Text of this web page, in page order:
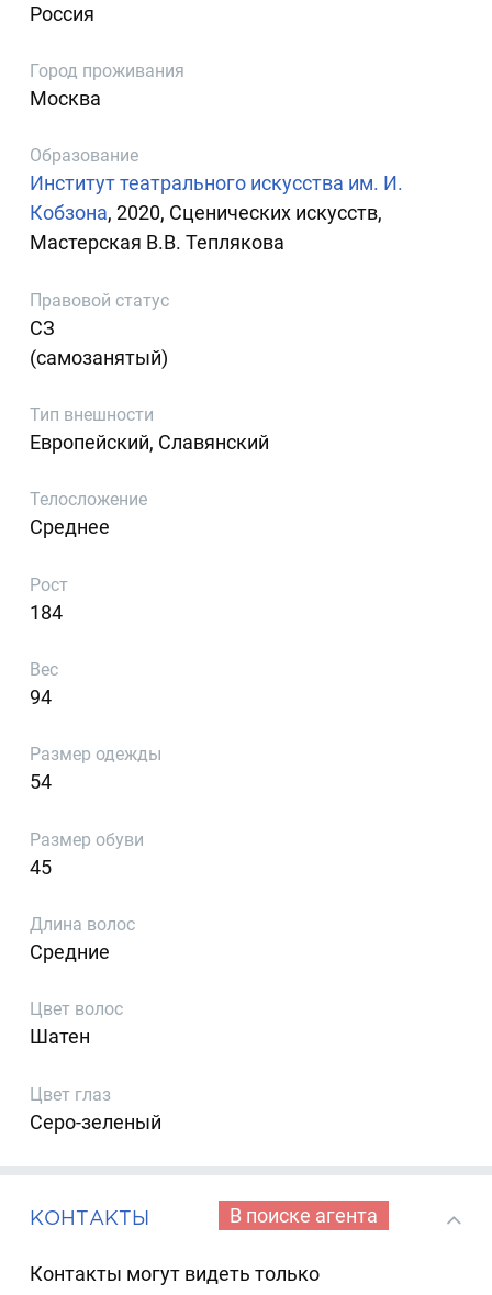
Россия
Город проживания
Москва
Образование
Институт театрального искусства им. И.
Кобзона, 2020, Сценических искусств,
Мастерская В.В. Теплякова
Правовой статус
СЗ
(самозанятый)
Тип внешности
Европейский, Славянский
Телосложение
Среднее
Рост
184
Вес
94
Размер одежды
54
Размер обуви
45
Длина волос
Средние
Цвет волос
Шатен
Цвет глаз
Серо-зеленый
КОНТАКТЫ В поиске агента
Контакты могут видеть только